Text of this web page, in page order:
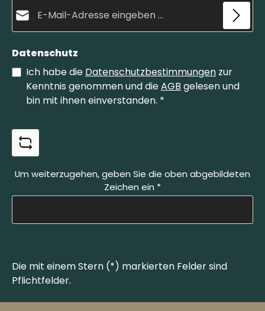
GmbHSchwertstraße 35, 42651 Solingen,
GermanyWeb: https://www.otter-messer.de/E-
Mail: info@otter-messer.deTelefon: +49 212
Datenschutz
Ich habe die Datenschutzbestimmungen zur
Kenntnis genommen und dieAGB gelesen und
bin mit ihnen einverstanden. *
Um weiterzugehen, geben Sie die oben abgebildeten
Zeichen ein *
Die mit einem Stern (*) markierten Felder sind
Pflichtfelder.